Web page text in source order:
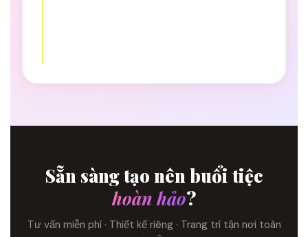
Sẵn sàng tạo nên buổi tiệc
hoàn hảo?
Tư vấn miễn phí · Thiết kế riêng · Trang trí tận nơi toàn